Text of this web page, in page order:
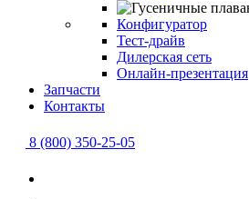
Конфигуратор
Тест-драйв
Дилерская сеть
Онлайн-презентация
Запчасти
Контакты
8 (800) 350-25-05